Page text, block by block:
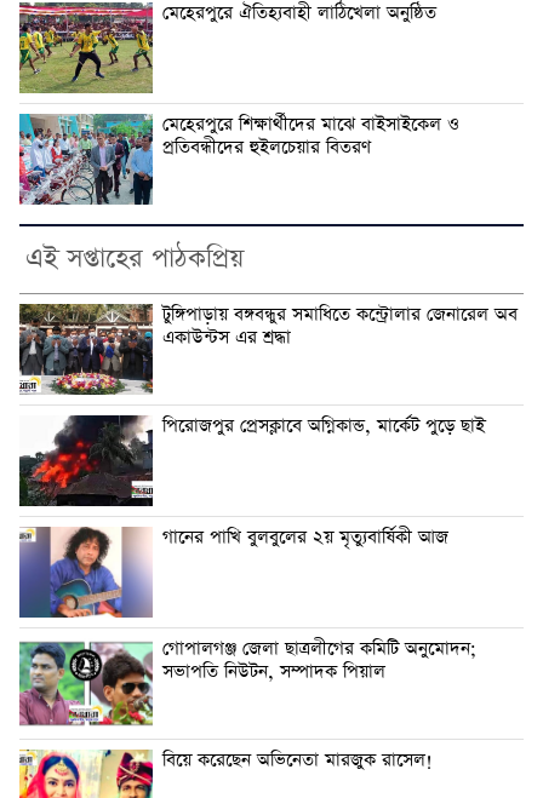
মেহেরপুরে ঐতিহ্যবাহী লাঠিখেলা অনুষ্ঠিত
মেহেরপুরে শিক্ষার্থীদের মাঝে বাইসাইকেল ও
প্রতিবন্ধীদের হুইলচেয়ার বিতরণ
এই সপ্তাহের পাঠকপ্রিয়
টুঙ্গিপাড়ায় বঙ্গবন্ধুর সমাধিতে কন্ট্রোলার জেনারেল অব
একাউন্টস এর শ্রদ্ধা
পিরোজপুর প্রেসক্লাবে অগ্নিকান্ড, মার্কেট পুড়ে ছাই
গানের পাখি বুলবুলের ২য় মৃত্যুবার্ষিকী আজ
গোপালগঞ্জ জেলা ছাত্রলীগের কমিটি অনুমোদন;
সভাপতি নিউটন, সম্পাদক পিয়াল
বিয়ে করেছেন অভিনেতা মারজুক রাসেল!